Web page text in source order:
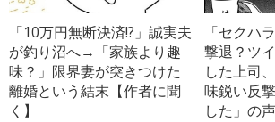
「10万円無断決済!?」誠実夫
が釣り沼へ→「家族より趣
味？」限界妻が突きつけた
離婚という結末【作者に聞
く】
「セクハ
撃退？ツ
した上司
味鋭い反
した」の